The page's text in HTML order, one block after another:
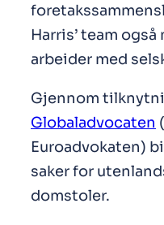
Harris’ team
arbeider med
Gjennom
Globaladvocaten
Euroadvokaten)
saker for
domstoler.